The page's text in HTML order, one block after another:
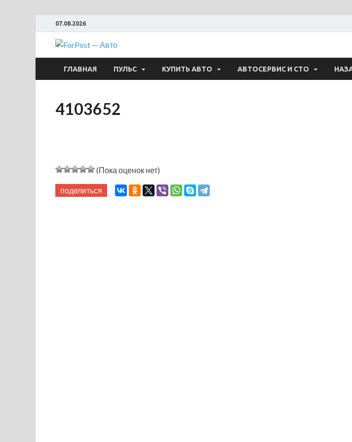
07.08.2026
ForPost — Авто
ГЛАВНАЯ ПУЛЬС КУПИТЬ АВТО АВТОСЕРВИС И СТО
4103652
(Пока оценок нет)
поделиться